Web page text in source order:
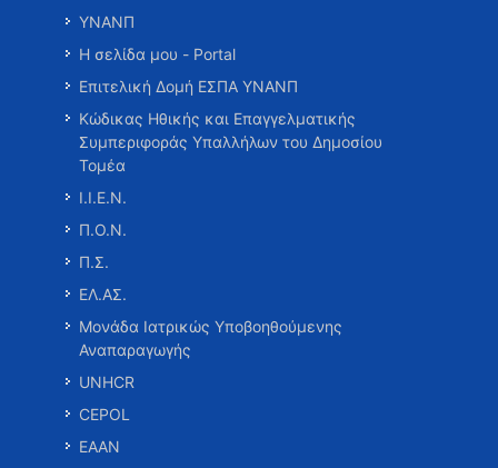
ΥΝΑΝΠ
Η σελίδα μου - Portal
Επιτελική Δομή ΕΣΠΑ ΥΝΑΝΠ
Κώδικας Ηθικής και Επαγγελματικής
Συμπεριφοράς Υπαλλήλων του Δημοσίου
Τομέα
Ι.Ι.Ε.Ν.
Π.Ο.Ν.
Π.Σ.
ΕΛ.ΑΣ.
Μονάδα Ιατρικώς Υποβοηθούμενης
Αναπαραγωγής
UNHCR
CEPOL
ΕΑΑΝ